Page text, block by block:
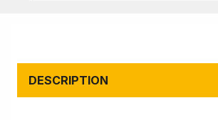
DESCRIPTION